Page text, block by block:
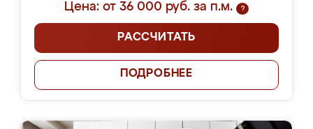
Цена: от 36 000 руб. за п.м.
?
РАССЧИТАТЬ
ПОДРОБНЕЕ